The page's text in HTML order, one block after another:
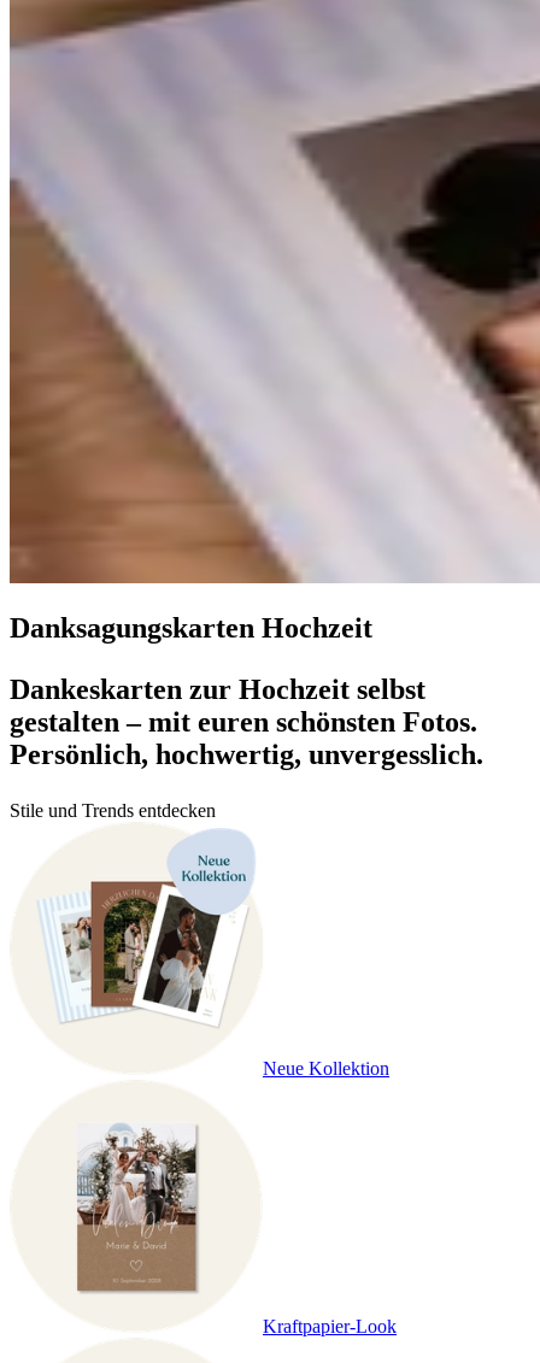
Danksagungskarten Hochzeit
Dankeskarten zur Hochzeit selbst
gestalten – mit euren schönsten Fotos.
Persönlich, hochwertig, unvergesslich.
Stile und Trends entdecken
Neue Kollektion
Kraftpapier-Look